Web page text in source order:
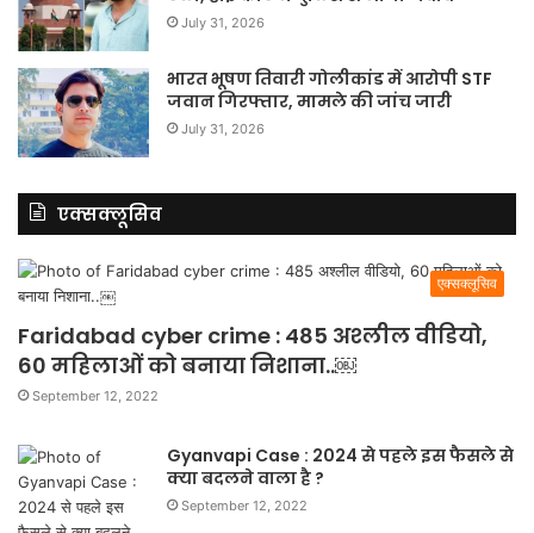
July 31, 2026
भारत भूषण तिवारी गोलीकांड में आरोपी STF
जवान गिरफ्तार, मामले की जांच जारी
July 31, 2026
एक्सक्लूसिव
एक्सक्लूसिव
Faridabad cyber crime : 485 अश्लील वीडियो,
60 महिलाओं को बनाया निशाना..￼
September 12, 2022
Gyanvapi Case : 2024 से पहले इस फैसले से
क्या बदलने वाला है ?
September 12, 2022